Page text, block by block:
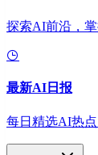
探索AI前沿，
最新AI日报
每日精选AI热